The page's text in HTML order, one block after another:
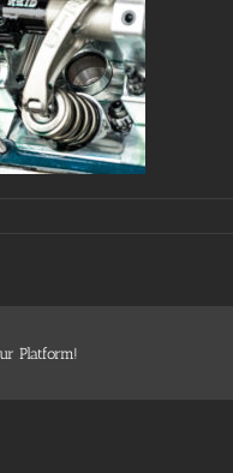
Platform!